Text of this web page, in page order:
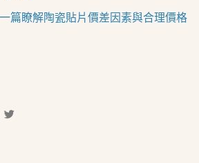
篇瞭解陶瓷貼片價差因素與合理價格